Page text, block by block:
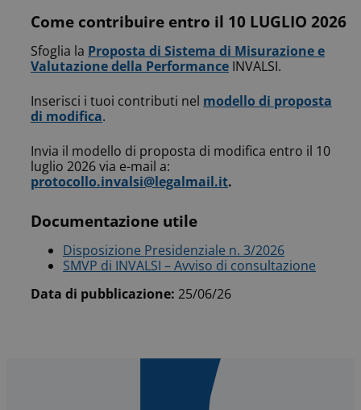
Come contribuire entro il 10 LUGLIO 2026
Sfoglia la Proposta di Sistema di Misurazione e
Valutazione della Performance INVALSI.
Inserisci i tuoi contributi nel modello di proposta
di modifica.
Invia il modello di proposta di modifica entro il 10
luglio 2026 via e-mail a:
protocollo.invalsi@legalmail.it.
Documentazione utile
Disposizione Presidenziale n. 3/2026
SMVP di INVALSI – Avviso di consultazione
Data di pubblicazione: 25/06/26